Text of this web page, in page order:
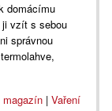
domácímu
vzít s sebou
správnou
magazín| Vaření